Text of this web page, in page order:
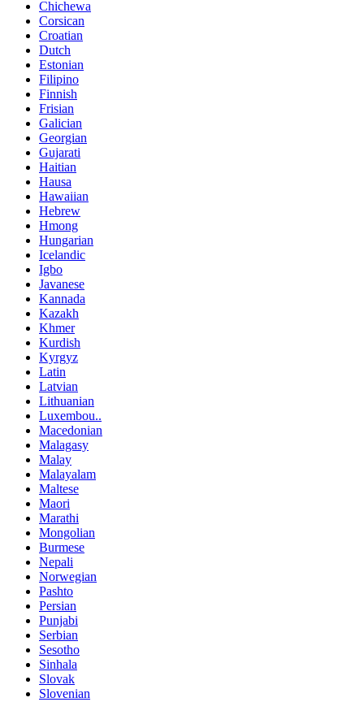
Chichewa
Corsican
Croatian
Dutch
Estonian
Filipino
Finnish
Frisian
Galician
Georgian
Gujarati
Haitian
Hausa
Hawaiian
Hebrew
Hmong
Hungarian
Icelandic
Igbo
Javanese
Kannada
Kazakh
Khmer
Kurdish
Kyrgyz
Latin
Latvian
Lithuanian
Luxembou..
Macedonian
Malagasy
Malay
Malayalam
Maltese
Maori
Marathi
Mongolian
Burmese
Nepali
Norwegian
Pashto
Persian
Punjabi
Serbian
Sesotho
Sinhala
Slovak
Slovenian